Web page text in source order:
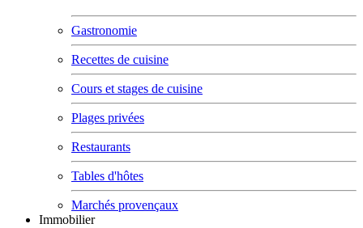
Gastronomie
Recettes de cuisine
Cours et stages de cuisine
Plages privées
Restaurants
Tables d'hôtes
Marchés provençaux
Immobilier